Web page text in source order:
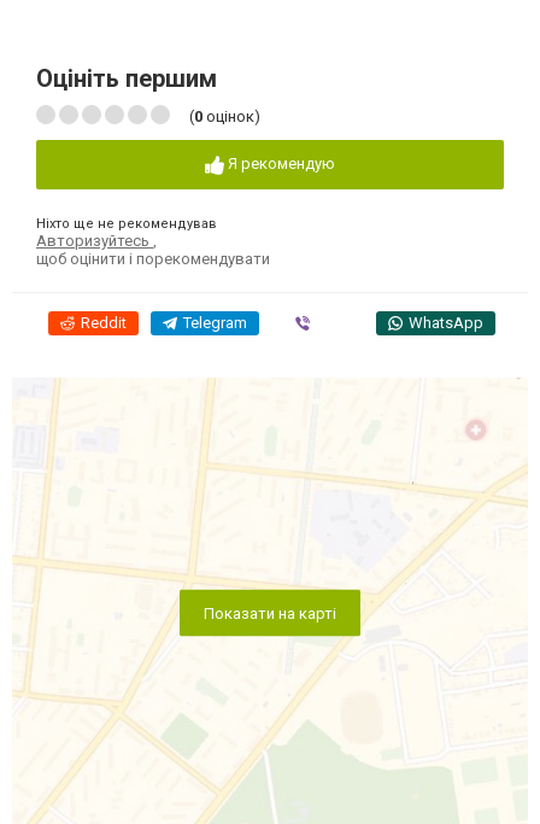
Оцініть першим
(0 оцінок)
Я рекомендую
Ніхто ще не рекомендував
Авторизуйтесь
щоб оцінити і порекомендувати
Reddit Telegram WhatsApp
Показати на карті